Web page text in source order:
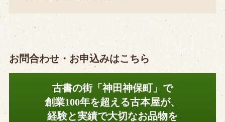
お問合わせ・お申込みはこちら
古書の街「神田神保町」で
創業100年を超える古本屋が、
経験と実績で大切なお品物を